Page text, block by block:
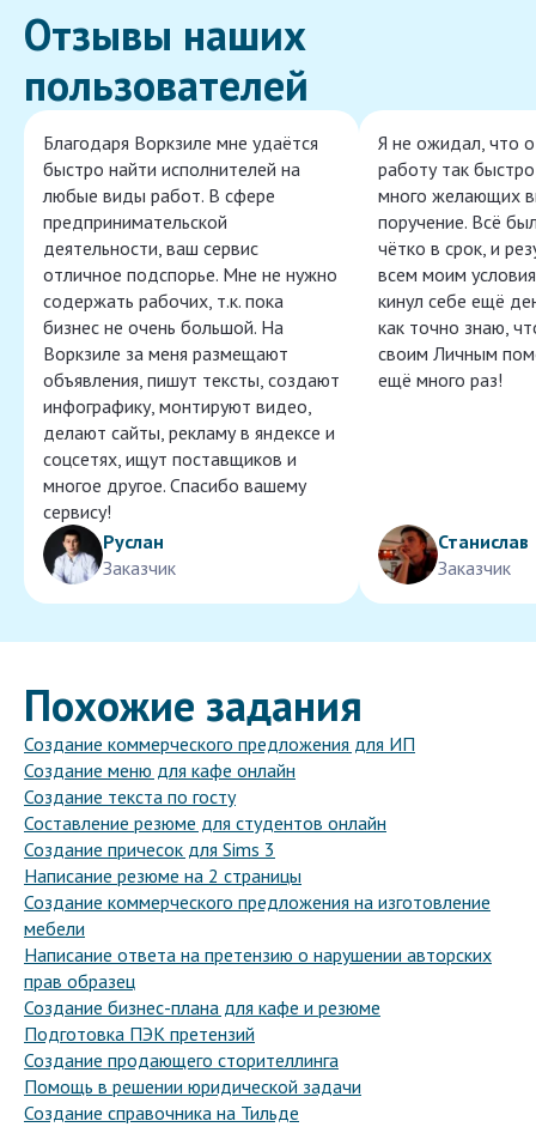
Отзывы наших
пользователей
Благодаря Воркзиле мне удаётся
быстро найти исполнителей на
любые виды работ. В сфере
предпринимательской
деятельности, ваш сервис
отличное подспорье. Мне не нужно
содержать рабочих, т.к. пока
бизнес не очень большой. На
Воркзиле за меня размещают
объявления, пишут тексты, создают
инфографику, монтируют видео,
делают сайты, рекламу в яндексе и
соцсетях, ищут поставщиков и
многое другое. Спасибо вашему
сервису!
Руслан
Заказчик
Я не ожидал, что
работу так
много желающих
поручение. Всё
чётко в срок, и
всем моим
кинул себе ещё
как точно знаю,
своим Личным
ещё много раз!
Станислав
Заказчик
Похожие задания
Создание коммерческого предложения для ИП
Создание меню для кафе онлайн
Создание текста по госту
Составление резюме для студентов онлайн
Создание причесок для Sims 3
Написание резюме на 2 страницы
Создание коммерческого предложения на изготовление
мебели
Написание ответа на претензию о нарушении авторских
прав образец
Создание бизнес-плана для кафе и резюме
Подготовка ПЭК претензий
Создание продающего сторителлинга
Помощь в решении юридической задачи
Создание справочника на Тильде